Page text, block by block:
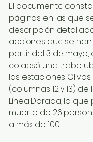
El documento
páginas en las que
descripción
acciones que se
partir del 3 de mayo,
colapsó una trabe
las estaciones Olivos
(columnas 12 y 13)
Línea Dorada, lo que
muerte de 26
a más de 100.